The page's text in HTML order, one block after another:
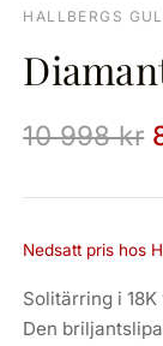
HALLBERGS
10 998 kr
Nedsatt pris hos
Solitärring i
Den